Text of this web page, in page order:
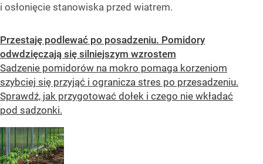
i osłonięcie stanowiska przed wiatrem.
Przestaję podlewać po posadzeniu. Pomidory
odwdzięczają się silniejszym wzrostem
Sadzenie pomidorów na mokro pomaga korzeniom
szybciej się przyjąć i ogranicza stres po przesadzeniu.
Sprawdź, jak przygotować dołek i czego nie wkładać
pod sadzonki.